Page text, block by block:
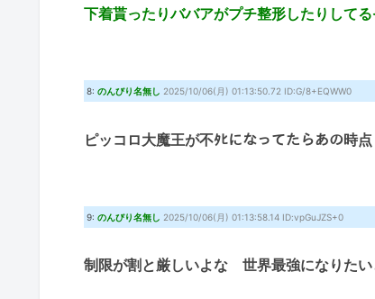
下着貰ったりババアがプチ整形したりして
8: のんびり名無し 2025/10/06(月) 01:13:50.72 ID:G/8+EQWW0
ピッコロ大魔王が不ﾀﾋになってたらあの時
9: のんびり名無し 2025/10/06(月) 01:13:58.14 ID:vpGuJZS+0
制限が割と厳しいよな 世界最強になりた